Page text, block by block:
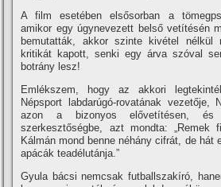
A film esetében elsősorban a
amikor egy úgynevezett belső vetí­tésén
bemutatták, akkor szinte kivétel nélkül
kritikát kapott, senki egy árva szóval
botrány lesz!
Emlékszem, hogy az akkori
Népsport labdarúgó-rovatának vezetője,
azon a bizonyos elővetí­tésen,
szerkesztőségbe, azt mondta:
Kálmán mond benne néhány cifrát, de hát
apácák teadélutánja.”
Gyula bácsi nemcsak futballszakí­ró,